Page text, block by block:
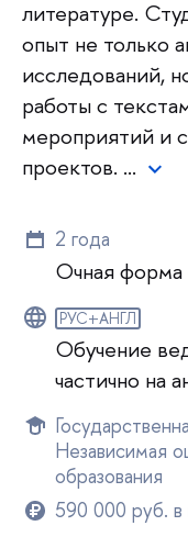
литературе.
опыт не только
исследований,
работы с
мероприятий и
проектов. …
2 года
Очная форма
РУС+АНГЛ
Обучение
частично на
Независимая
образования
590 000 руб. в